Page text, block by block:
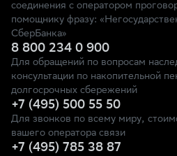
соединения с оператором
помощнику фразу:
СберБанка»
8 800 234 0 900
Для обращений по вопросам
консультации по накопительной
долгосрочных сбережений
+7 (495) 500 55 50
Для звонков по всему миру,
вашего оператора связи
+7 (495) 785 38 87